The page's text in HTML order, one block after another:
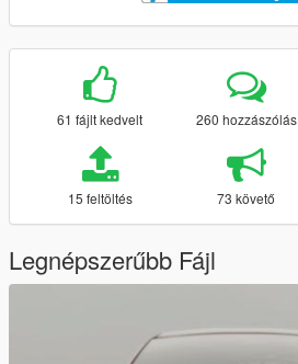
61 fájlt kedvelt 260 hozzászólás
15 feltöltés 73 követő
Legnépszerűbb Fájl